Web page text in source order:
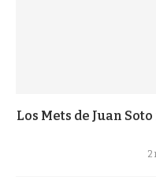
Los Mets de Juan
2